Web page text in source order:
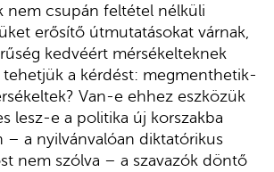
nem csupán feltétel nélküli
erősítő útmutatásokat várnak,
kedvéért mérsékelteknek
tehetjük a kérdést: megmenthetik-
Van-e ehhez eszközük
lesz-e a politika új korszakba
– a nyilvánvalóan diktatórikus
nem szólva – a szavazók döntő